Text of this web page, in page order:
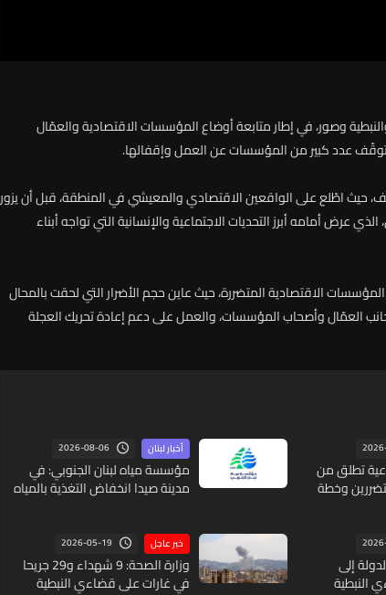
وصور،فيإطارمتابعةأوضاعالمؤسساتالاقتصاديةوالعمّال
عددكبيرمنالمؤسساتعنالعملوإقفالها.
حيثاطّلععلىالواقعينالاقتصاديوالمعيشيفيالمنطقة،قبلأنيزور
الذيعرضأمامهأبرزالتحدياتالاجتماعيةوالإنسانيةالتيتواجهأبناء
المؤسساتالاقتصاديةالمتضررة،حيثعاينحجمالأضرارالتيلحقتبالمحال
العمّالوأصحابالمؤسسات،والعملعلىدعمإعادةتحريكالعجلة
تطلق من
وخطة
أخبار لبنان 2026-08-06
مؤسسة مياه لبنان الجنوبي: في
مدينة صيدا انخفاض التغذية بالمياه
إلى
النبطية
خبر عاجل 2026-05-19
وزارة الصحة: 9 شهداء و29 جريحا
في غارات على قضاءي النبطية